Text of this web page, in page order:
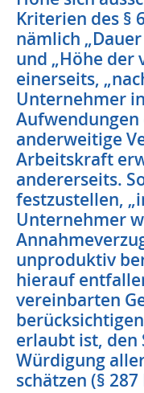
Kriterien des §
nämlich
und „Höhe der
einerseits,
Unternehmer
anderweitige
Arbeitskraft
andererseits.
festzustellen,
Unternehmer
unproduktiv
hierauf
vereinbarten
erlaubt ist, den
Würdigung
schätzen (§ 287